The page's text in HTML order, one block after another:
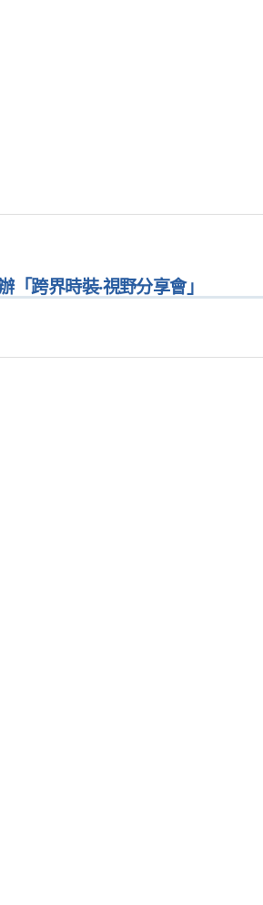
跨界時裝‧視野分享會」